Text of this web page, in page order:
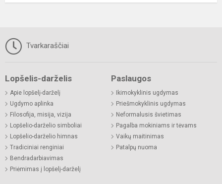
Tvarkaraščiai
Lopšelis-darželis
Apie lopšelį-darželį
Ugdymo aplinka
Filosofija, misija, vizija
Lopšelio-darželio simboliai
Lopšelio-darželio himnas
Tradiciniai renginiai
Bendradarbiavimas
Priėmimas į lopšelį-darželį
Paslaugos
Ikimokyklinis ugdymas
Priešmokyklinis ugdymas
Neformalusis švietimas
Pagalba mokiniams ir tėvams
Vaikų maitinimas
Patalpų nuoma